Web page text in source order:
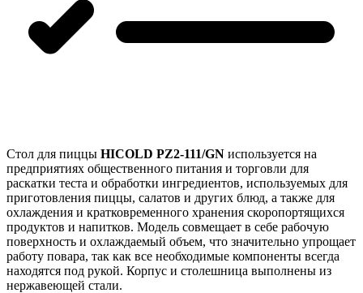
Стол для пиццы HICOLD PZ2-111/GN используется на
предприятиях общественного питания и торговли для
раскатки теста и обработки ингредиентов, используемых для
приготовления пиццы, салатов и других блюд, а также для
охлаждения и кратковременного хранения скоропортящихся
продуктов и напитков. Модель совмещает в себе рабочую
поверхность и охлаждаемый объем, что значительно упрощает
работу повара, так как все необходимые компоненты всегда
находятся под рукой. Корпус и столешница выполнены из
нержавеющей стали.